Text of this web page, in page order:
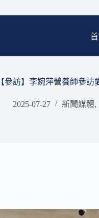
【參訪】李婉萍營養師參訪
2025-07-27 新聞媒體,